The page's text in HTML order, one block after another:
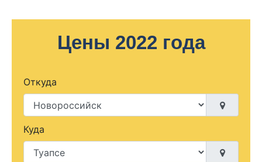
Цены 2022 года
Откуда
Куда